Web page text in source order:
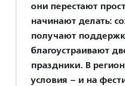
они перестают
начинают делать:
получают
благоустраивают
праздники. В
условия – и на